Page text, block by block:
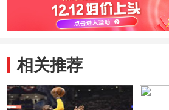
相关推荐